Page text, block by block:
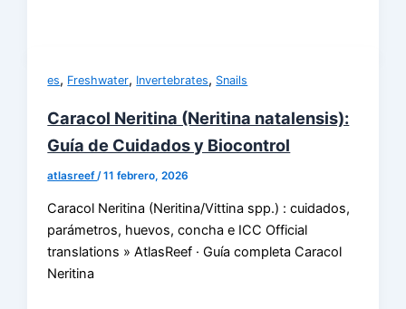
es, Freshwater, Invertebrates, Snails
Caracol Neritina (Neritina natalensis):
Guía de Cuidados y Biocontrol
atlasreef/11 febrero, 2026
Caracol Neritina (Neritina/Vittina spp.) : cuidados,
parámetros, huevos, concha e ICC Official
translations » AtlasReef · Guía completa Caracol
Neritina